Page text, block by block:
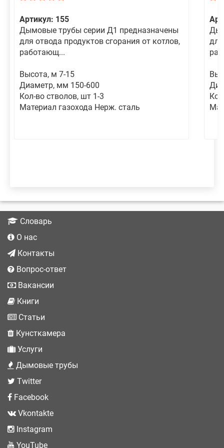
Артикул: 155
Дымовые трубы серии Д1 предназначены
для отвода продуктов сгорания от котлов,
работающ...
Высота, м 7-15
Диаметр, мм 150-600
Кол-во стволов, шт 1-3
Материал газохода Нерж. сталь
Словарь
О нас
Контакты
Вопрос-ответ
Вакансии
Книги
Статьи
Кунсткамера
Услуги
Дымовые трубы
Twitter
Facebook
Vkontakte
Instagram
YouTube